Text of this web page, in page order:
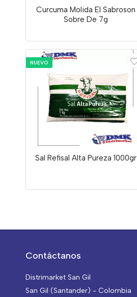
Curcuma Molida El Sabroson
Sobre De 7g
NUEVO
Sal Refisal Alta Pureza 1000gr
Contáctanos
Distrimarket San Gil
San Gil (Santander) - Colombia